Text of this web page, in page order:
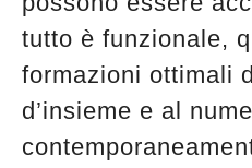
tutto è funzionale,
formazioni ottimali
d’insieme e al